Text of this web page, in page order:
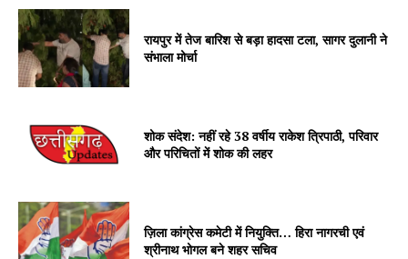
रायपुर में तेज बारिश से बड़ा हादसा टला, सागर दुलानी ने
संभाला मोर्चा
शोक संदेश: नहीं रहे 38 वर्षीय राकेश त्रिपाठी, परिवार
और परिचितों में शोक की लहर
ज़िला कांग्रेस कमेटी में नियुक्ति… हिरा नागरची एवं
श्रीनाथ भोगल बने शहर सचिव